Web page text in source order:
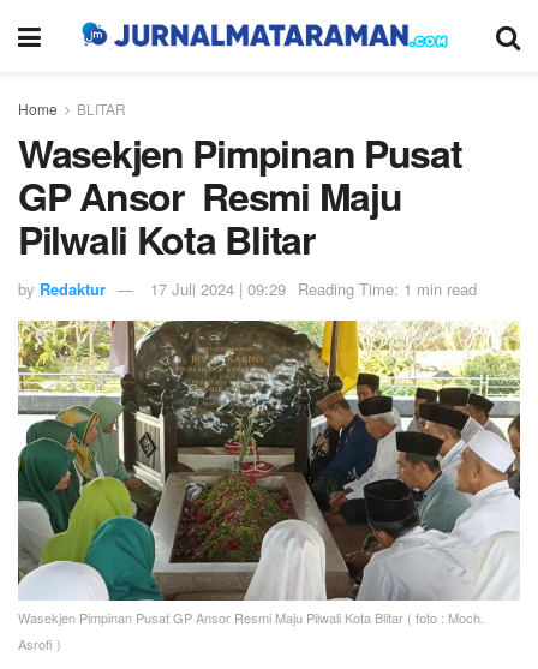
Home BLITAR
Wasekjen Pimpinan Pusat
GP Ansor Resmi Maju
Pilwali Kota Blitar
by Redaktur 17 Juli 2024 | 09:29 Reading Time: 1 min read
Wasekjen Pimpinan Pusat GP Ansor Resmi Maju Pilwali Kota Blitar ( foto : Moch.
Asrofi )